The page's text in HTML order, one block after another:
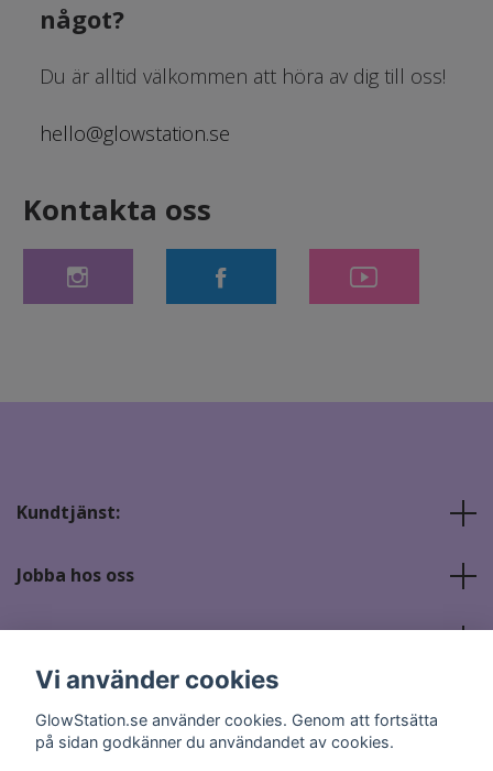
något?
Du är alltid välkommen att höra av dig till oss!
hello@glowstation.se
Kontakta oss
Kundtjänst:
Jobba hos oss
Sociala medier
Vi använder cookies
GlowStation.se använder cookies. Genom att fortsätta
på sidan godkänner du användandet av cookies.